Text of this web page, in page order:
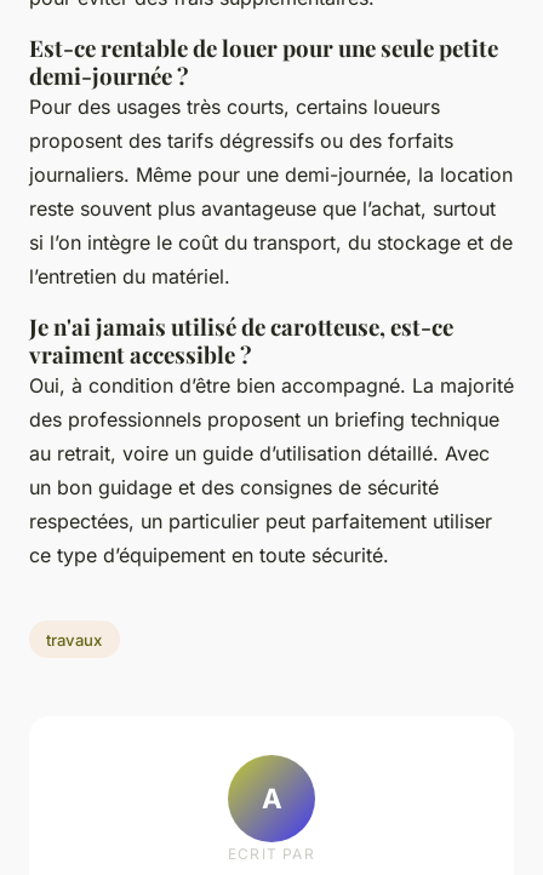
Est-ce rentable de louer pour une seule petite
demi-journée ?
Pour des usages très courts, certains loueurs
proposent des tarifs dégressifs ou des forfaits
journaliers. Même pour une demi-journée, la location
reste souvent plus avantageuse que l’achat, surtout
si l’on intègre le coût du transport, du stockage et de
l’entretien du matériel.
Je n'ai jamais utilisé de carotteuse, est-ce
vraiment accessible ?
Oui, à condition d’être bien accompagné. La majorité
des professionnels proposent un briefing technique
au retrait, voire un guide d’utilisation détaillé. Avec
un bon guidage et des consignes de sécurité
respectées, un particulier peut parfaitement utiliser
ce type d’équipement en toute sécurité.
travaux
A
ECRIT PAR